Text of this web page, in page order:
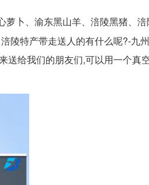
萝卜、渝东黑山羊、涪陵黑猪、
陵特产带走送人的有什么呢?-九
送给我们的朋友们,可以用一个真